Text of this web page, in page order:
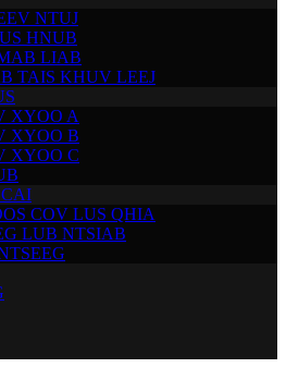
NTUJ
HNUB
LIAB
TAIS KHUV LEEJ
XYOO A
XYOO B
XYOO C
COV LUS QHIA
LUB NTSIAB